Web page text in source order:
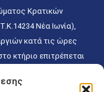
Κρατικών
Νέα Ιωνία),
κατά τις ώρες
κτήριο επιτρέπεται
χρονικό ή άλλο